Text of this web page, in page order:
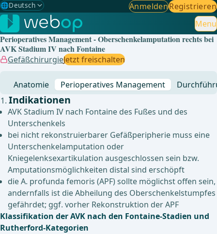
🌐Deutsch
Gewählte Sprache: Deutsch
🇩🇪 Deutsch ✓
🇬🇧English
🇪🇸Spanisch
🇧🇷Brasilianisch
AnmeldenRegistrieren
Menu
Perioperatives Management - Oberschenkelamputation rechts bei
AVK Stadium IV nach Fontaine
GefäßchirurgieJetzt freischalten
Anatomie Perioperatives Management
Indikationen
AVK Stadium IV nach Fontaine des Fußes und des
Unterschenkels
bei nicht rekonstruierbarer Gefäßperipherie muss eine
Unterschenkelamputation oder
Kniegelenksexartikulation ausgeschlossen sein bzw.
Amputationsmöglichkeiten distal sind erschöpft
die A. profunda femoris (APF) sollte möglichst offen sein,
andernfalls ist die Abheilung des Oberschenkelstumpfes
gefährdet; ggf. vorher Rekonstruktion der APF
Klassifikation der AVK nach den Fontaine-Stadien und
Rutherford-Kategorien